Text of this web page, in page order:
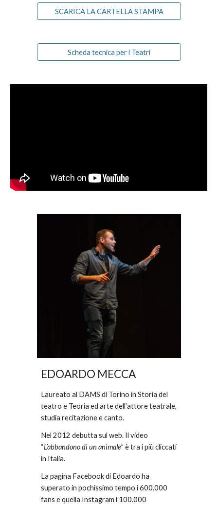
SCARICA LA CARTELLA STAMPA
Scheda tecnica per i Teatri
EDOARDO MECCA
Laureato al DAMS di Torino in Storia del
teatro e Teoria ed arte dell’attore teatrale,
studia recitazione e canto.
Nel 2012 debutta sul web. Il video
“L’abbandono di un animale” è tra i più cliccati
in Italia.
La pagina Facebook di Edoardo ha
superato in pochissimo tempo i 600.000
fans e quella Instagram i 100.000